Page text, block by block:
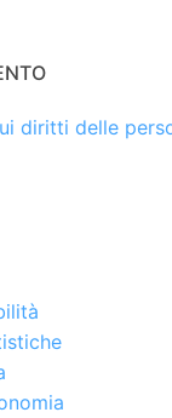
diritti delle